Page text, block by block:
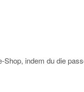
indem du die